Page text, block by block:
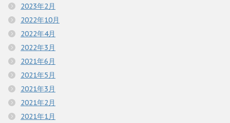
2023年2月
2022年10月
2022年4月
2022年3月
2021年6月
2021年5月
2021年3月
2021年2月
2021年1月